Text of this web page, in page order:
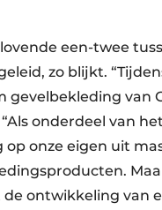
een-twee
zo blijkt.
gevelbekleding van
onderdeel van
op onze eigen uit
de ontwikkeling van